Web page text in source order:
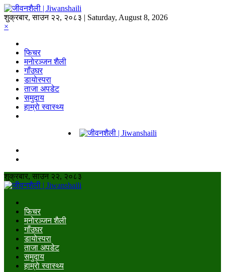
शुक्रबार, साउन २२, २०८३ | Saturday, August 8, 2026
×
फिचर
मनाेरञ्जन शैली
गाँउघर
डायाेस्परा
ताजा अपडेट
समुदाय
हाम्राे स्वास्थ्य
शुक्रबार, साउन २२, २०८३
फिचर
मनाेरञ्जन शैली
गाँउघर
डायाेस्परा
ताजा अपडेट
समुदाय
हाम्राे स्वास्थ्य